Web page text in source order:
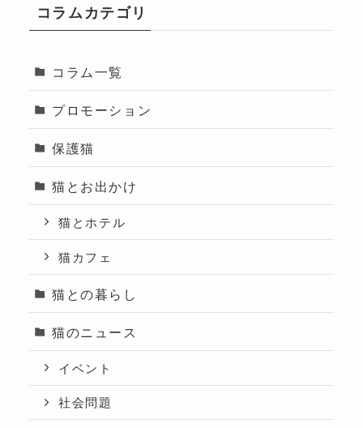
コラムカテゴリ
コラム一覧
プロモーション
保護猫
猫とお出かけ
猫とホテル
猫カフェ
猫との暮らし
猫のニュース
イベント
社会問題